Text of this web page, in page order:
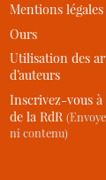
Mentions légales
Ours
Utilisation des
d’auteurs
Inscrivez-vous
de la RdR
ni contenu)